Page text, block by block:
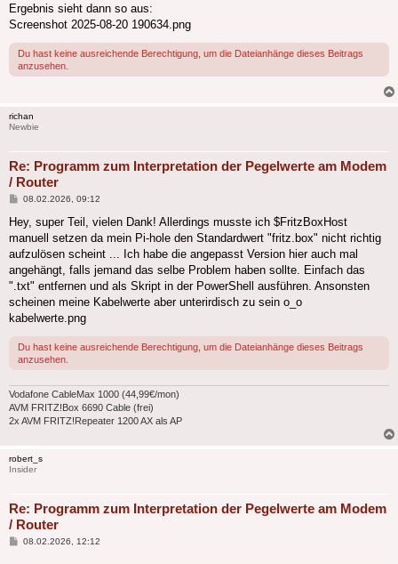
Ergebnis sieht dann so aus:
Screenshot 2025-08-20 190634.png
Du hast keine ausreichende Berechtigung, um die Dateianhänge dieses Beitrags
anzusehen.
richan
Newbie
Re: Programm zum Interpretation der Pegelwerte am Modem
/ Router
Beitrag
08.02.2026, 09:12
Hey, super Teil, vielen Dank! Allerdings musste ich $FritzBoxHost
manuell setzen da mein Pi-hole den Standardwert "fritz.box" nicht richtig
aufzulösen scheint ... Ich habe die angepasst Version hier auch mal
angehängt, falls jemand das selbe Problem haben sollte. Einfach das
".txt" entfernen und als Skript in der PowerShell ausführen. Ansonsten
scheinen meine Kabelwerte aber unterirdisch zu sein o_o
kabelwerte.png
Du hast keine ausreichende Berechtigung, um die Dateianhänge dieses Beitrags
anzusehen.
Vodafone CableMax 1000 (44,99€/mon)
AVM FRITZ!Box 6690 Cable (frei)
2x AVM FRITZ!Repeater 1200 AX als AP
robert_s
Insider
Re: Programm zum Interpretation der Pegelwerte am Modem
/ Router
Beitrag
08.02.2026, 12:12